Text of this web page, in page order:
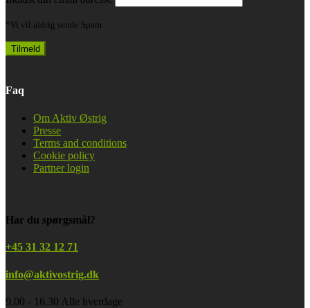
*Vi vil aldrig sende Spam
Faq
Om Aktiv Østrig
Presse
Terms and conditions
Cookie policy
Partner login
Har du spørgsmål?
+45 31 32 12 71
info@aktivostrig.dk
9.00 - 16.30 Alle hverdage